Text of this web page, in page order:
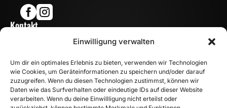
Einwilligung verwalten
Um dir ein optimales Erlebnis zu bieten, verwenden wir Technologien
wie Cookies, um Geräteinformationen zu speichern und/oder darauf
zuzugreifen. Wenn du diesen Technologien zustimmst, können wir
Daten wie das Surfverhalten oder eindeutige IDs auf dieser Website
verarbeiten. Wenn du deine Einwillligung nicht erteilst oder

Kontakt
info@mn-fahrzeugteile.de
 WhatsApp
Öffnungszeiten
 Mo - Fr: 8:00 – 17:00 Uhr